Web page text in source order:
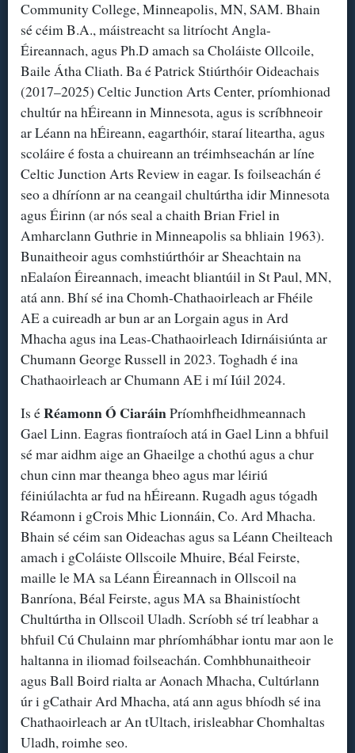
Community College, Minneapolis, MN, SAM. Bhain
sé céim B.A., máistreacht sa litríocht Angla-
Éireannach, agus Ph.D amach sa Choláiste Ollcoile,
Baile Átha Cliath. Ba é Patrick Stiúrthóir Oideachais
(2017–2025) Celtic Junction Arts Center, príomhionad
chultúr na hÉireann in Minnesota, agus is scríbhneoir
ar Léann na hÉireann, eagarthóir, staraí liteartha, agus
scoláire é fosta a chuireann an tréimhseachán ar líne
Celtic Junction Arts Review in eagar. Is foilseachán é
seo a dhíríonn ar na ceangail chultúrtha idir Minnesota
agus Éirinn (ar nós seal a chaith Brian Friel in
Amharclann Guthrie in Minneapolis sa bhliain 1963).
Bunaitheoir agus comhstiúrthóir ar Sheachtain na
nEalaíon Éireannach, imeacht bliantúil in St Paul, MN,
atá ann. Bhí sé ina Chomh-Chathaoirleach ar Fhéile
AE a cuireadh ar bun ar an Lorgain agus in Ard
Mhacha agus ina Leas-Chathaoirleach Idirnáisiúnta ar
Chumann George Russell in 2023. Toghadh é ina
Chathaoirleach ar Chumann AE i mí Iúil 2024.
Is éRéamonn Ó CiaráinPríomhfheidhmeannach
Gael Linn. Eagras fiontraíoch atá in Gael Linn a bhfuil
sé mar aidhm aige an Ghaeilge a chothú agus a chur
chun cinn mar theanga bheo agus mar léiriú
féiniúlachta ar fud na hÉireann. Rugadh agus tógadh
Réamonn i gCrois Mhic Lionnáin, Co. Ard Mhacha.
Bhain sé céim san Oideachas agus sa Léann Cheilteach
amach i gColáiste Ollscoile Mhuire, Béal Feirste,
maille le MA sa Léann Éireannach in Ollscoil na
Banríona, Béal Feirste, agus MA sa Bhainistíocht
Chultúrtha in Ollscoil Uladh. Scríobh sé trí leabhar a
bhfuil Cú Chulainn mar phríomhábhar iontu mar aon le
haltanna in iliomad foilseachán. Comhbhunaitheoir
agus Ball Boird rialta ar Aonach Mhacha, Cultúrlann
úr i gCathair Ard Mhacha, atá ann agus bhíodh sé ina
Chathaoirleach ar An tUltach, irisleabhar Chomhaltas
Uladh, roimhe seo.